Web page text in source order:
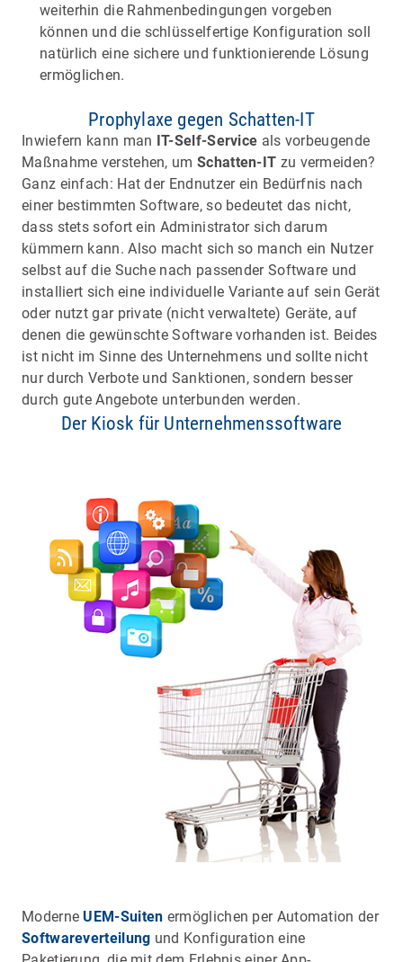
weiterhin die Rahmenbedingungen vorgeben
können und die schlüsselfertige Konfiguration soll
natürlich eine sichere und funktionierende Lösung
ermöglichen.
Prophylaxe gegen Schatten-IT
Inwiefern kann man IT-Self-Service als vorbeugende
Maßnahme verstehen, um Schatten-IT zu vermeiden?
Ganz einfach: Hat der Endnutzer ein Bedürfnis nach
einer bestimmten Software, so bedeutet das nicht,
dass stets sofort ein Administrator sich darum
kümmern kann. Also macht sich so manch ein Nutzer
selbst auf die Suche nach passender Software und
installiert sich eine individuelle Variante auf sein Gerät
oder nutzt gar private (nicht verwaltete) Geräte, auf
denen die gewünschte Software vorhanden ist. Beides
ist nicht im Sinne des Unternehmens und sollte nicht
nur durch Verbote und Sanktionen, sondern besser
durch gute Angebote unterbunden werden.
Der Kiosk für Unternehmenssoftware
ModerneUEM-Suiten ermöglichen per Automation der
Softwareverteilung und Konfiguration eine